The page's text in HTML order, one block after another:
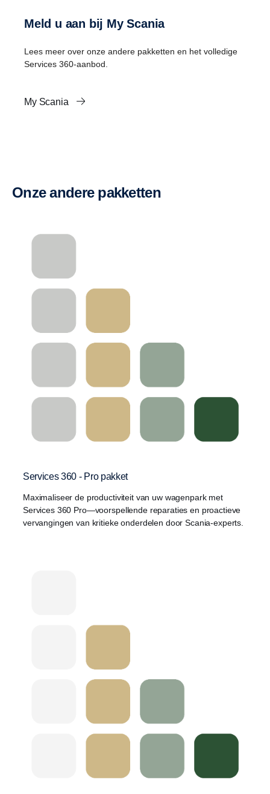
Meld u aan bij My Scania
Lees meer over onze andere pakketten en het volledige
Services 360-aanbod.
My Scania
Onze andere pakketten
Services 360 - Pro pakket
Maximaliseer de productiviteit van uw wagenpark met
Services 360 Pro—voorspellende reparaties en proactieve
vervangingen van kritieke onderdelen door Scania-experts.